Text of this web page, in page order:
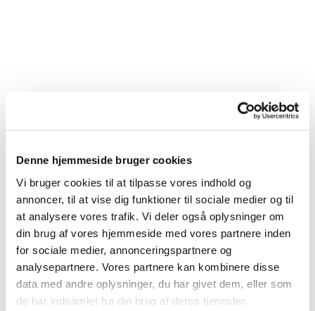
Denne hjemmeside bruger cookies
Vi bruger cookies til at tilpasse vores indhold og
annoncer, til at vise dig funktioner til sociale medier og til
at analysere vores trafik. Vi deler også oplysninger om
din brug af vores hjemmeside med vores partnere inden
for sociale medier, annonceringspartnere og
analysepartnere. Vores partnere kan kombinere disse
data med andre oplysninger, du har givet dem, eller som
de har indsamlet fra din brug af deres tjenester.
Du vil måske også kunne lide...